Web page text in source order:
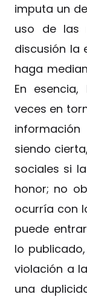
imputa un
uso de las
discusión la
haga
En
veces en
siendo
sociales si
honor; no
ocurría con
puede
lo
violación a
una